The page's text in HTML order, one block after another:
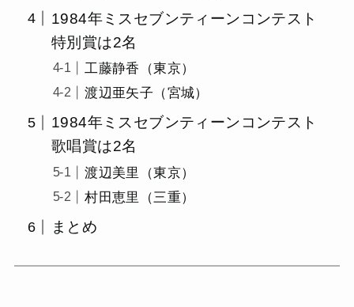
1984年ミスセブンティーンコンテスト
特別賞は2名
工藤静香（東京）
渡辺亜矢子（宮城）
1984年ミスセブンティーンコンテスト
歌唱賞は2名
渡辺美里（東京）
村田恵里（三重）
まとめ